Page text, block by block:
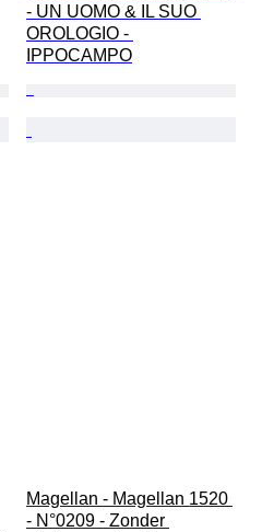
- UN UOMO & IL SUO
OROLOGIO -
IPPOCAMPO
Magellan - Magellan 1520
- N°0209 - Zonder